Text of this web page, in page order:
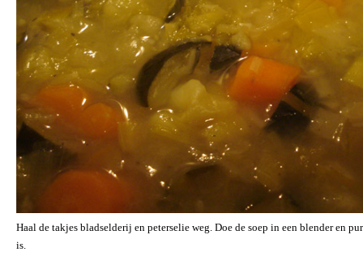
Haal de takjes bladselderij en peterselie weg. Doe de soep in een blender en
is.